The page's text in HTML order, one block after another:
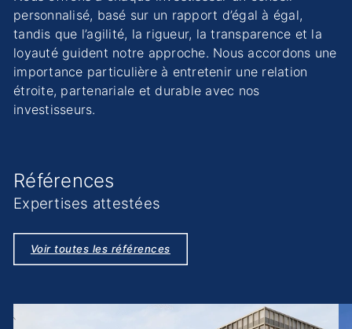
personnalisé, basé sur un rapport d’égal à égal,
tandis que l’agilité, la rigueur, la transparence et la
loyauté guident notre approche. Nous accordons une
importance particulière à entretenir une relation
étroite, partenariale et durable avec nos
investisseurs.
Références
Expertises attestées
Voir toutes les références